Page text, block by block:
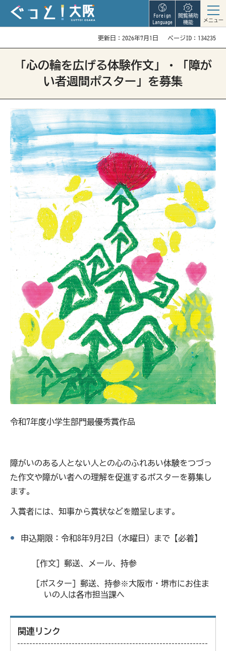
Foreign
Language
閲覧補助
機能
メニュー
更新日：2026年7月1日 ページID：134235
「心の輪を広げる体験作文」・「障が
い者週間ポスター」を募集
令和7年度小学生部門最優秀賞作品
障がいのある人とない人との心のふれあい体験をつづっ
た作文や障がい者への理解を促進するポスターを募集し
ます。
入賞者には、知事から賞状などを贈呈します。
申込期限：令和8年9月2日（水曜日）まで【必着】
［作文］郵送、メール、持参
［ポスター］郵送、持参※大阪市・堺市にお住ま
いの人は各市担当課へ
関連リンク